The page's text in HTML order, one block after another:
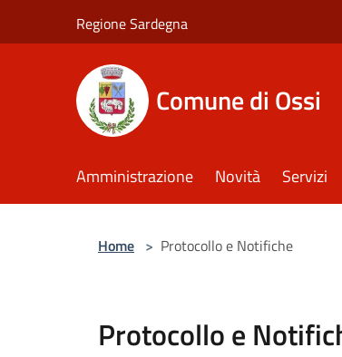
Regione Sardegna
Comune di Ossi
Amministrazione Novità Servizi
Home > Protocollo e Notifiche
Protocollo e